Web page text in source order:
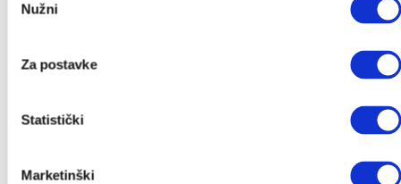
pristanka
Nužni
Za postavke
Statistički
Marketinški
Autosjedalice
Ostali dodaci
Grupa 0+/1